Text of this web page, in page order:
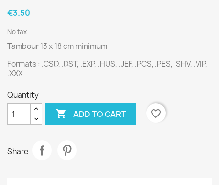
€3.50
No tax
Tambour 13 x 18 cm minimum
Formats : .CSD, .DST, .EXP, .HUS, .JEF, .PCS, .PES, .SHV, .VIP,
.XXX
Quantity
 ADD TO CART favorite_border
Share